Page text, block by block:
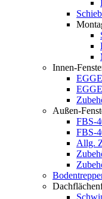
Innen-
Außen-
FBS-
FBS-
Allg.